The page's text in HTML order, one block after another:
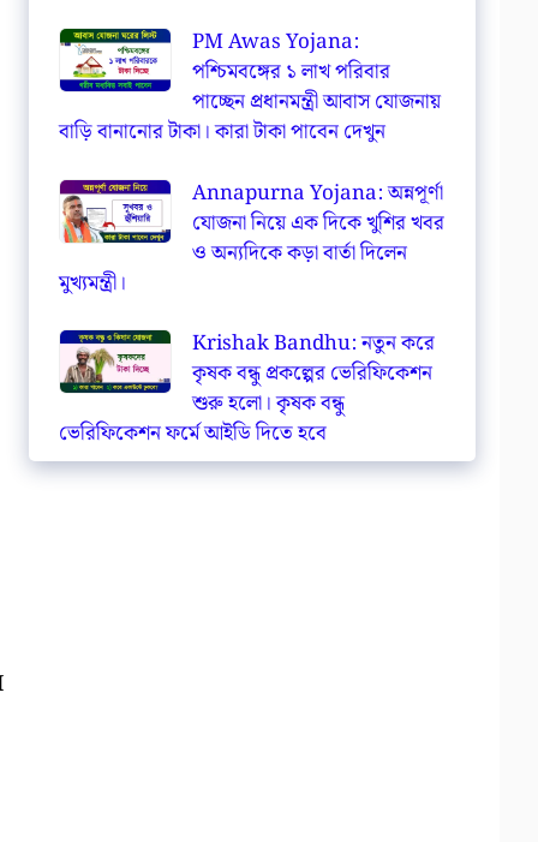
PM Awas Yojana:
পশ্চিমবঙ্গের ১ লাখ পরিবার
পাচ্ছেন প্রধানমন্ত্রী আবাস যোজনায়
বাড়ি বানানোর টাকা। কারা টাকা পাবেন দেখুন
Annapurna Yojana: অন্নপূর্ণা
যোজনা নিয়ে এক দিকে খুশির খবর
ও অন্যদিকে কড়া বার্তা দিলেন
মুখ্যমন্ত্রী।
Krishak Bandhu: নতুন করে
কৃষক বন্ধু প্রকল্পের ভেরিফিকেশন
শুরু হলো। কৃষক বন্ধু
ভেরিফিকেশন ফর্মে আইডি দিতে হবে